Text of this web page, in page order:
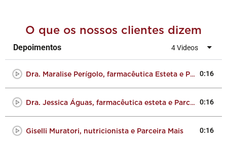
O que os nossos clientes dizem
Depoimentos 4 Videos
Dra. Maralise Perígolo, farmacêutica Esteta e Parceira Mais 0:16
Dra. Jessica Águas, farmacêutica esteta e Parceira Mais 0:16
Giselli Muratori, nutricionista e Parceira Mais 0:16